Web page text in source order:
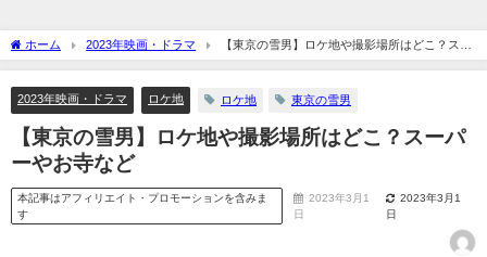
ホーム 2023年映画・ドラマ
【東京の雪男】ロケ地や撮影場所はどこ？スー
パーやお寺など
2023年映画・ドラマ ロケ地 ロケ地 東京の雪男
【東京の雪男】ロケ地や撮影場所はどこ？スーパ
ーやお寺など
本記事はアフィリエイト・プロモーションを含みま
す
2023年3月1
日
2023年3月1
日